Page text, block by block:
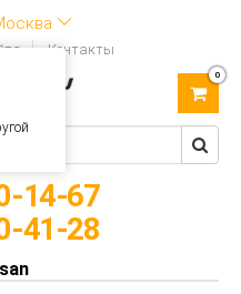
Контакты
0
14-67
41-28